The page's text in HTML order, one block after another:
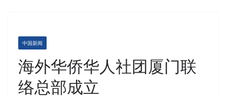
中国新闻
海外华侨华人社团厦门联
络总部成立